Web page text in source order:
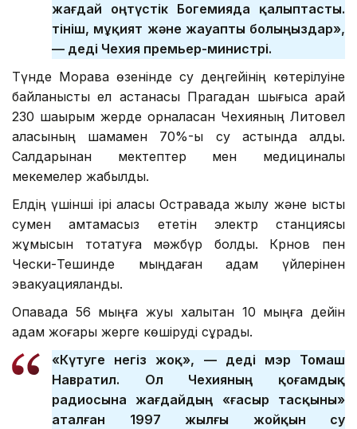
жағдай оңтүстік Богемияда қалыптасты.
Өтініш, мұқият және жауапты болыңыздар»,
— деді Чехия премьер-министрі.
Түнде Морава өзенінде су деңгейінің көтерілуіне
байланысты ел астанасы Прагадан шығысқа қарай
230 шақырым жерде орналасқан Чехияның Литовел
қаласының шамамен 70%-ы су астында қалды.
Салдарынан мектептер мен медициналық
мекемелер жабылды.
Елдің үшінші ірі қаласы Остравада жылу және ыстық
сумен қамтамасыз ететін электр станциясы
жұмысын тоқтатуға мәжбүр болды. Крнов пен
Чески-Тешинде мыңдаған адам үйлерінен
эвакуацияланды.
Опавада 56 мыңға жуық халықтан 10 мыңға дейін
адам жоғары жерге көшіруді сұрады.
«Күтуге негіз жоқ», — деді мэр Томаш
Навратил. Ол Чехияның қоғамдық
радиосына жағдайдың «ғасыр тасқыны»
аталған 1997 жылғы жойқын су